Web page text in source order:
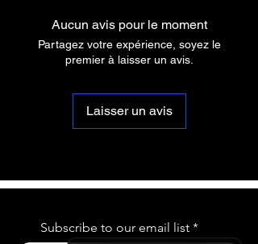
Aucun avis pour le moment
Partagez votre expérience, soyez le
premier à laisser un avis.
Laisser un avis
Subscribe to our email list